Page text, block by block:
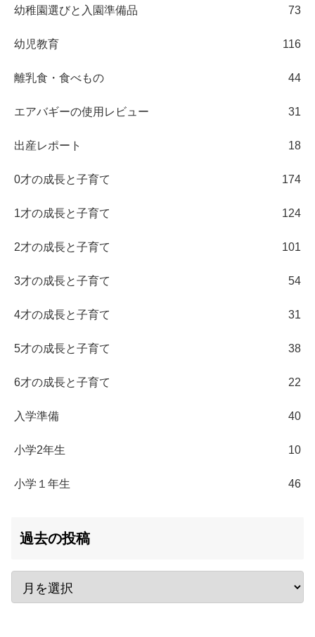
幼稚園選びと入園準備品 73
幼児教育 116
離乳食・食べもの 44
エアバギーの使用レビュー 31
出産レポート 18
0才の成長と子育て 174
1才の成長と子育て 124
2才の成長と子育て 101
3才の成長と子育て 54
4才の成長と子育て 31
5才の成長と子育て 38
6才の成長と子育て 22
入学準備 40
小学2年生 10
小学１年生 46
過去の投稿